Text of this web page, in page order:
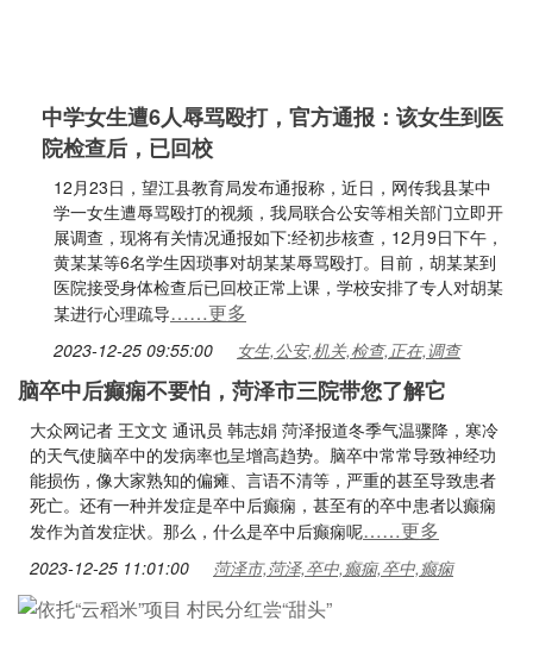
中学女生遭6人辱骂殴打，官方通报：该女生到医
院检查后，已回校
12月23日，望江县教育局发布通报称，近日，网传我县某中
学一女生遭辱骂殴打的视频，我局联合公安等相关部门立即开
展调查，现将有关情况通报如下:经初步核查，12月9日下午，
黄某某等6名学生因琐事对胡某某辱骂殴打。目前，胡某某到
医院接受身体检查后已回校正常上课，学校安排了专人对胡某
某进行心理疏导……更多
2023-12-25 09:55:00 女生,公安,机关,检查,正在,调查
脑卒中后癫痫不要怕，菏泽市三院带您了解它
大众网记者 王文文 通讯员 韩志娟 菏泽报道冬季气温骤降，寒冷
的天气使脑卒中的发病率也呈增高趋势。脑卒中常常导致神经功
能损伤，像大家熟知的偏瘫、言语不清等，严重的甚至导致患者
死亡。还有一种并发症是卒中后癫痫，甚至有的卒中患者以癫痫
发作为首发症状。那么，什么是卒中后癫痫呢……更多
2023-12-25 11:01:00 菏泽市,菏泽,卒中,癫痫,卒中,癫痫